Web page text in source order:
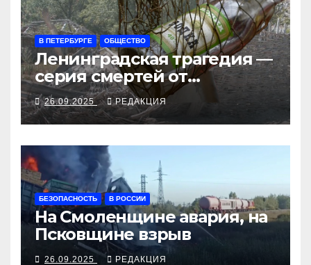
В ПЕТЕРБУРГЕ ОБЩЕСТВО
Ленинградская трагедия —
серия смертей от
алкосуррогата
26.09.2025 РЕДАКЦИЯ
БЕЗОПАСНОСТЬ В РОССИИ
На Смоленщине авария, на
Псковщине взрыв
26.09.2025 РЕДАКЦИЯ